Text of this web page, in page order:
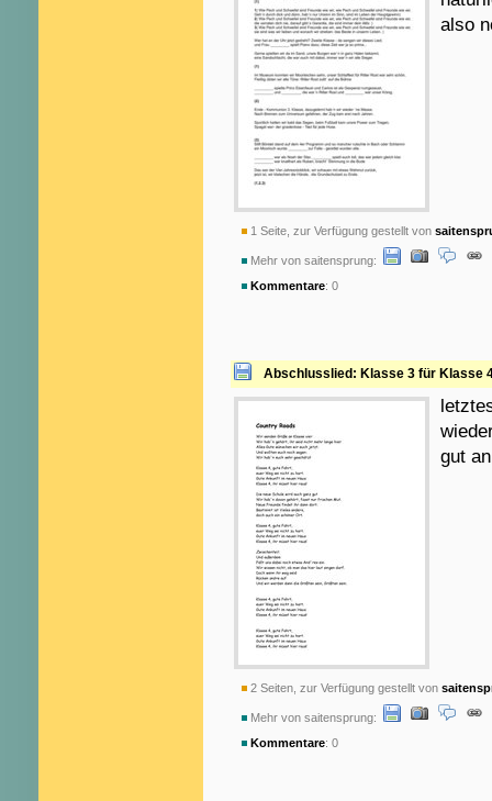
also
1 Seite, zur Verfügung gestellt von
Mehr von saitensprung:
Kommentare: 0
Abschlusslied: Klasse 3 für Klasse
gut
2 Seiten, zur Verfügung gestellt von
Mehr von saitensprung:
Kommentare: 0